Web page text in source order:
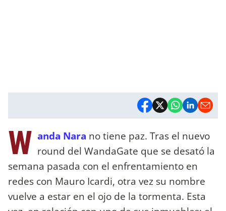
W anda Nara no tiene paz. Tras el nuevo
round del WandaGate que se desató la
semana pasada con el enfrentamiento en
redes con Mauro Icardi, otra vez su nombre
vuelve a estar en el ojo de la tormenta. Esta